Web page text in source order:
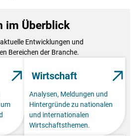
im Überblick
Entwicklungen und
Bereichen der Branche.
Wirtschaft
Analysen, Meldungen und
Hintergründe zu nationalen
und internationalen
Wirtschaftsthemen.